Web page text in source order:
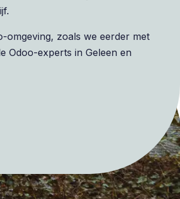
omgeving, zoals we eerder met
Odoo-experts in Geleen en